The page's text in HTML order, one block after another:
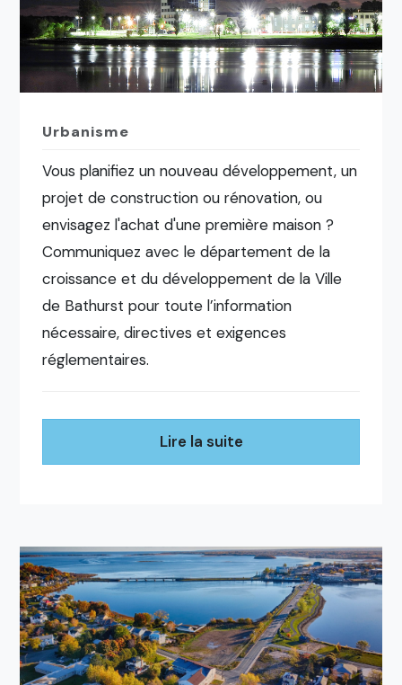
Urbanisme
Vous planifiez un nouveau développement, un
projet de construction ou rénovation, ou
envisagez l'achat d'une première maison ?
Communiquez avec le département de la
croissance et du développement de la Ville
de Bathurst pour toute l’information
nécessaire, directives et exigences
réglementaires.
Lire la suite